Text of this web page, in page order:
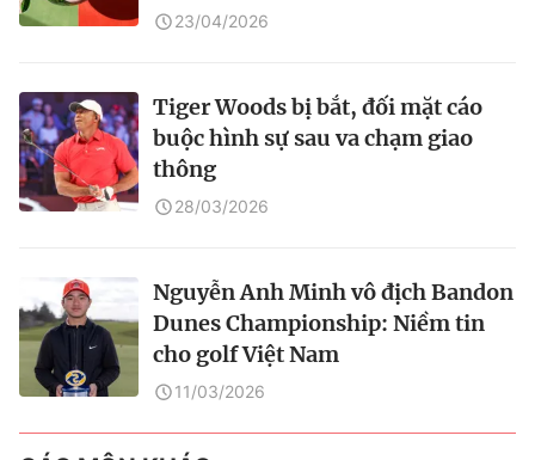
23/04/2026
Tiger Woods bị bắt, đối mặt cáo
buộc hình sự sau va chạm giao
thông
28/03/2026
Nguyễn Anh Minh vô địch Bandon
Dunes Championship: Niềm tin
cho golf Việt Nam
11/03/2026